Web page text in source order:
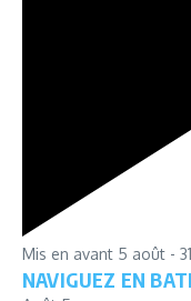
Mis en avant 5 août -
NAVIGUEZ EN